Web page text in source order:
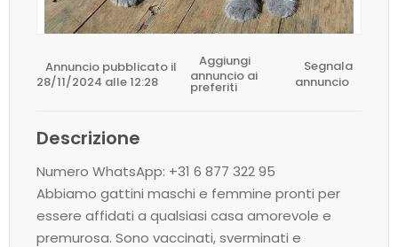
Annuncio pubblicato il
28/11/2024 alle 12:28
Aggiungi
annuncio ai
preferiti
Segnala
annuncio
Descrizione
Numero WhatsApp: +31 6 877 322 95
Abbiamo gattini maschi e femmine pronti per
essere affidati a qualsiasi casa amorevole e
premurosa. Sono vaccinati, sverminati e